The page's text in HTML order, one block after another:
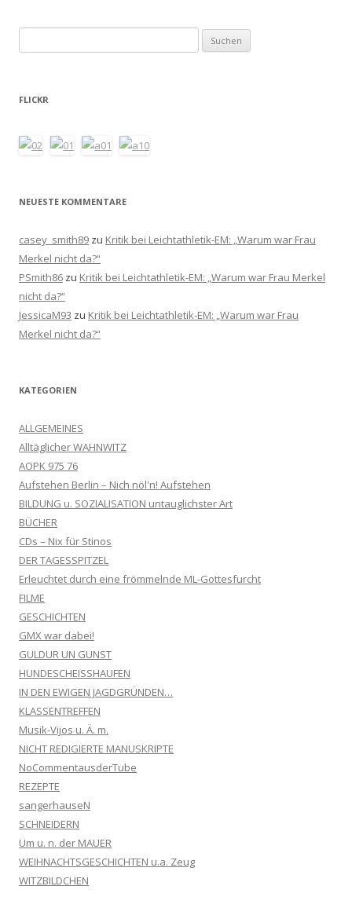
nach:
FLICKR
NEUESTE KOMMENTARE
casey_smith89 zu Kritik bei Leichtathletik-EM: „Warum war Frau
Merkel nicht da?“
PSmith86 zu Kritik bei Leichtathletik-EM: „Warum war Frau Merkel
nicht da?“
JessicaM93 zu Kritik bei Leichtathletik-EM: „Warum war Frau
Merkel nicht da?“
KATEGORIEN
ALLGEMEINES
Alltäglicher WAHNWITZ
AOPK 975 76
Aufstehen Berlin – Nich nöl'n! Aufstehen
BILDUNG u. SOZIALISATION untauglichster Art
BÜCHER
CDs – Nix für Stinos
DER TAGESSPITZEL
Erleuchtet durch eine frömmelnde ML-Gottesfurcht
FILME
GESCHICHTEN
GMX war dabei!
GULDUR UN GUNST
HUNDESCHEISSHAUFEN
IN DEN EWIGEN JAGDGRÜNDEN…
KLASSENTREFFEN
Musik-Vijos u. Ä. m.
NICHT REDIGIERTE MANUSKRIPTE
NoCommentausderTube
REZEPTE
sangerhauseN
SCHNEIDERN
Um u. n. der MAUER
WEIHNACHTSGESCHICHTEN u.a. Zeug
WITZBILDCHEN